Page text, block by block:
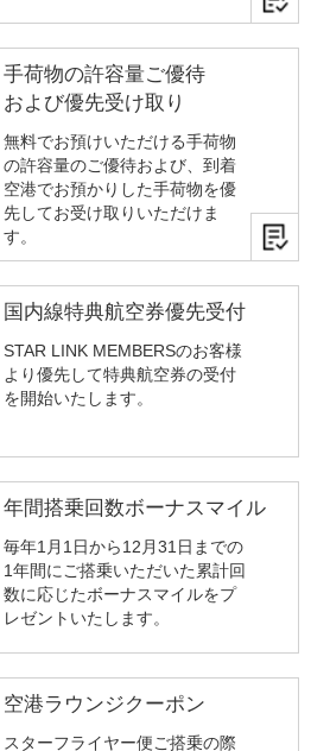
手荷物の許容量ご優待
および優先受け取り
無料でお預けいただける手荷物
の許容量のご優待および、到着
空港でお預かりした手荷物を優
先してお受け取りいただけま
す。
国内線特典航空券優先受付
STAR LINK MEMBERSのお客様
より優先して特典航空券の受付
を開始いたします。
年間搭乗回数ボーナスマイル
毎年1月1日から12月31日までの
1年間にご搭乗いただいた累計回
数に応じたボーナスマイルをプ
レゼントいたします。
空港ラウンジクーポン
スターフライヤー便ご搭乗の際